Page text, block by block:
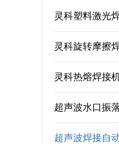
灵科塑料激光
灵科旋转摩擦
灵科热熔焊接
超声波水口振
超声波焊接自